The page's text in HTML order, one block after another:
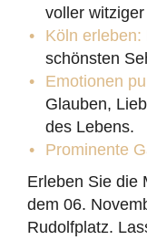
voller
Köln erleben:
schönsten
Emotionen
Glauben,
des Lebens.
Prominente
Erleben Sie die
dem 06.
Rudolfplatz.